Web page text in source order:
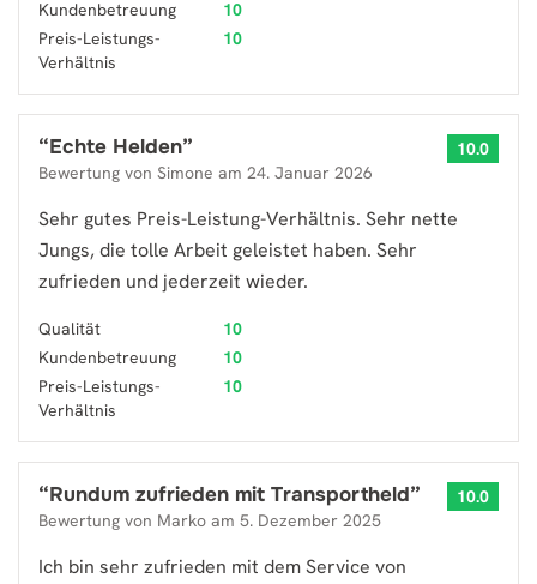
Kundenbetreuung
10
Preis-Leistungs-
Verhältnis
10
“Echte Helden”
Bewertung von Simone am 24. Januar 2026
10.0
Sehr gutes Preis-Leistung-Verhältnis. Sehr nette
Jungs, die tolle Arbeit geleistet haben. Sehr
zufrieden und jederzeit wieder.
Qualität
10
Kundenbetreuung
10
Preis-Leistungs-
Verhältnis
10
“Rundum zufrieden mit Transportheld”
Bewertung von Marko am 5. Dezember 2025
10.0
Ich bin sehr zufrieden mit dem Service von